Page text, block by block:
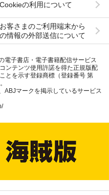
Cookieの利用について
お客さまのご利用端末から
の情報の外部送信について
電子書店・電子書籍配信サービス
ンテンツ使用許諾を得た正規版配
とを示す登録商標（登録番号 第
ABJマークを掲示しているサービス